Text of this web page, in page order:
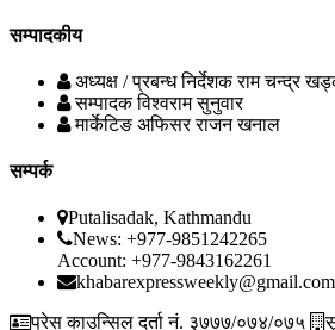
सम्पादकीय
अध्यक्ष / प्रबन्ध निर्देशक राम चन्द्र
सम्पादक विश्वराम सुनुवार
मार्केटिङ अफिसर राजन खनाल
सम्पर्क
Putalisadak, Kathmandu
News: +977-9851242265
Account: +977-9843162261
khabarexpressweekly@gmail.com
प्रेस काउन्सिल दर्ता नं. ३७७७/०७४/०७५